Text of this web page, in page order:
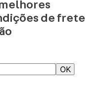
de frete
OK
e
Copiar